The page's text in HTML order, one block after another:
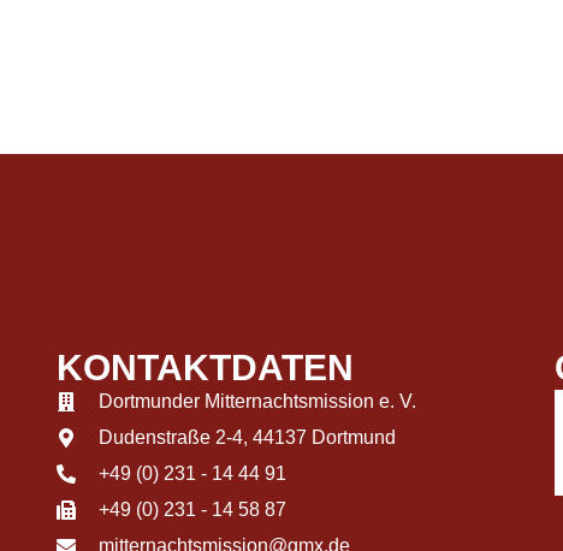
KONTAKTDATEN
Dortmunder Mitternachtsmission e. V.
Dudenstraße 2-4, 44137 Dortmund
+49 (0) 231 - 14 44 91
+49 (0) 231 - 14 58 87
mitternachtsmission@gmx.de